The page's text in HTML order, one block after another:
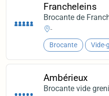
Francheleins
Brocante de
-
Brocante Vide-
Ambérieux
Brocante vide